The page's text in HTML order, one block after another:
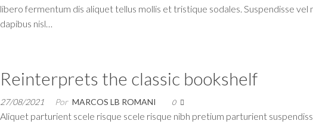
libero fermentum dis aliquet tellus mollis et tristique sodales. Suspendisse
dapibus nisl…
Reinterprets the classic bookshelf
27/08/2021 Por MARCOS LB ROMANI 0
Aliquet parturient scele risque scele risque nibh pretium parturient